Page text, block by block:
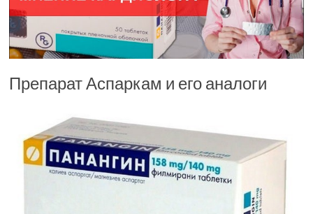
Препарат Аспаркам и его аналоги